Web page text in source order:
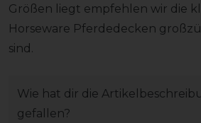
Größen liegt empfehlen wir die
Horseware Pferdedecken
sind.
Wie hat dir die
gefallen?